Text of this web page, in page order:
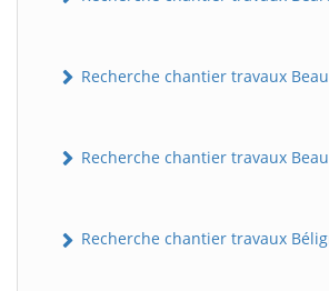
Recherche chantier travaux
Recherche chantier travaux
Recherche chantier travaux